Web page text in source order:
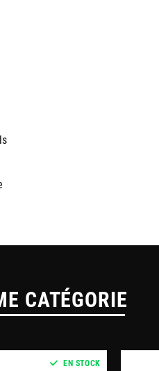
CATÉGORIE
EN STOCK